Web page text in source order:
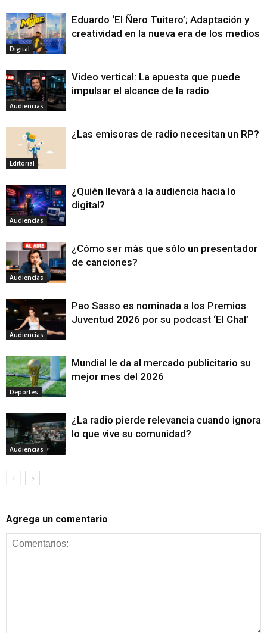
Digital
Eduardo ‘El Ñero Tuitero’; Adaptación y
creatividad en la nueva era de los medios
Audiencias
Video vertical: La apuesta que puede
impulsar el alcance de la radio
Editorial
¿Las emisoras de radio necesitan un RP?
Audiencias
¿Quién llevará a la audiencia hacia lo
digital?
Audiencias
¿Cómo ser más que sólo un presentador
de canciones?
Audiencias
Pao Sasso es nominada a los Premios
Juventud 2026 por su podcast ‘El Chal’
Deportes
Mundial le da al mercado publicitario su
mejor mes del 2026
Audiencias
¿La radio pierde relevancia cuando ignora
lo que vive su comunidad?
Agrega un comentario